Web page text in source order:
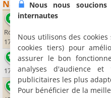
Nature
Parc Botanique des Jardins de
Route de Saint-Agnant
17250 Trizay
Aire de Loisirs de Cabariot
17430 Cabariot
Lac de Trizay
Nous nous
internautes
Nous utilisons des
cookies tiers) pour
assurer le bon
analyses d'audience
publicitaires les plus
Pour bénéficier de la